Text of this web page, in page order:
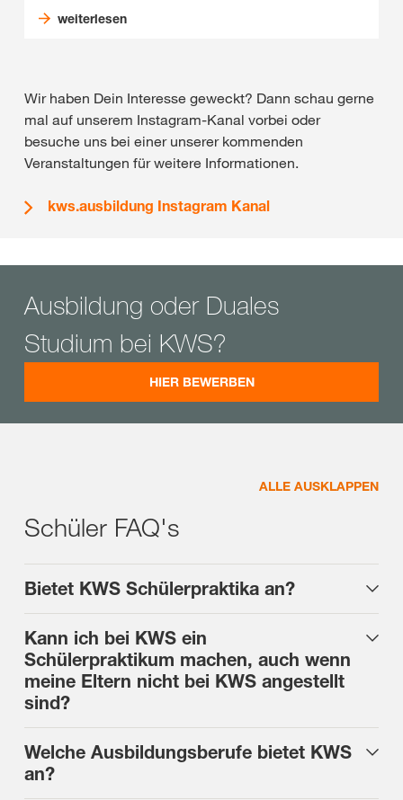
weiterlesen
Wir haben Dein Interesse geweckt? Dann schau gerne
mal auf unserem Instagram-Kanal vorbei oder
besuche uns bei einer unserer kommenden
Veranstaltungen für weitere Informationen.
kws.ausbildung Instagram Kanal
Ausbildung oder Duales
Studium bei KWS?
HIER BEWERBEN
ALLE AUSKLAPPEN
Schüler FAQ's
Bietet KWS Schülerpraktika an?
Kann ich bei KWS ein
Schülerpraktikum machen, auch wenn
meine Eltern nicht bei KWS angestellt
sind?
Welche Ausbildungsberufe bietet KWS
an?